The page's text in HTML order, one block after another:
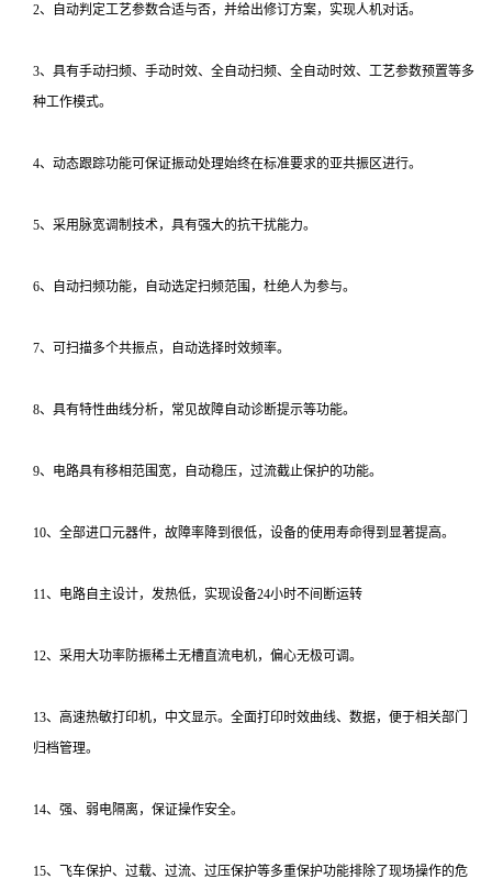
2、自动判定工艺参数合适与否，并给出修订方案，实现人机对话。
3、具有手动扫频、手动时效、全自动扫频、全自动时效、工艺参数预置等多
种工作模式。
4、动态跟踪功能可保证振动处理始终在标准要求的亚共振区进行。
5、采用脉宽调制技术，具有强大的抗干扰能力。
6、自动扫频功能，自动选定扫频范围，杜绝人为参与。
7、可扫描多个共振点，自动选择时效频率。
8、具有特性曲线分析，常见故障自动诊断提示等功能。
9、电路具有移相范围宽，自动稳压，过流截止保护的功能。
10、全部进口元器件，故障率降到很低，设备的使用寿命得到显著提高。
11、电路自主设计，发热低，实现设备24小时不间断运转
12、采用大功率防振稀土无槽直流电机，偏心无极可调。
13、高速热敏打印机，中文显示。全面打印时效曲线、数据，便于相关部门
归档管理。
14、强、弱电隔离，保证操作安全。
15、飞车保护、过载、过流、过压保护等多重保护功能排除了现场操作的危